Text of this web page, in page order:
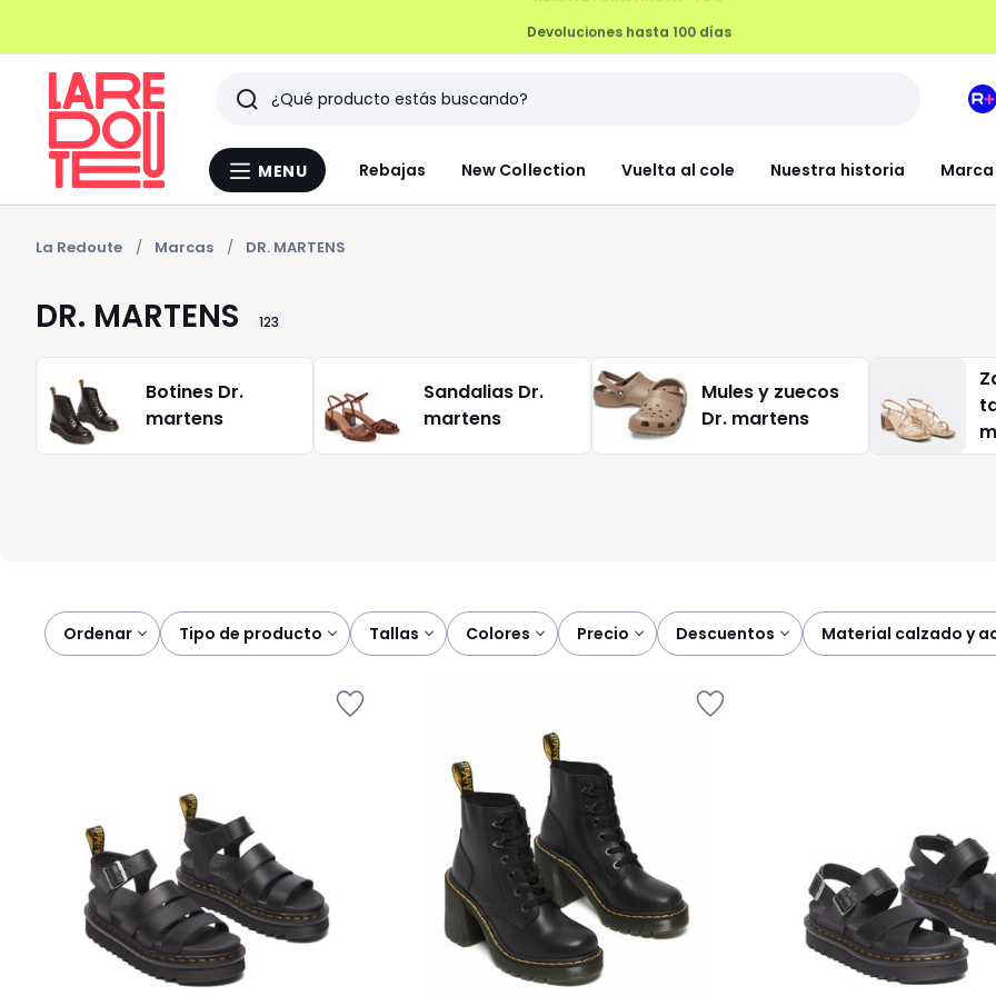
Devoluciones hasta 100 días
Menu
MENU Rebajas New Collection Vuelta al cole Nuestra historia
Buscar
Últimos
artículos
vistos
Mi
La Redoute Marcas DR. MARTENS
DR. MARTENS 123
Botines Dr.
martens
Sandalias Dr.
martens
Mules y zuecos
Dr. martens
Ordenar
tipo de producto tallas colores precio descuentos material calzado y